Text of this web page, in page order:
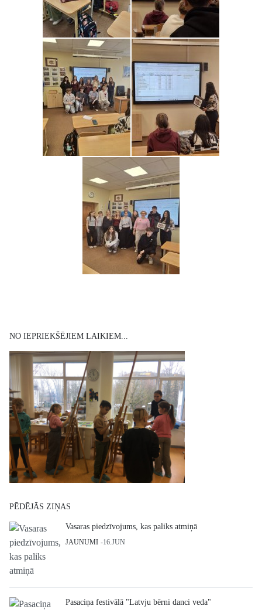
NO IEPRIEKŠĒJIEM LAIKIEM...
PĒDĒJĀS ZIŅAS
Vasaras piedzīvojums, kas paliks atmiņā
JAUNUMI 16.JUN
Pasaciņa festivālā "Latvju bērni danci veda"